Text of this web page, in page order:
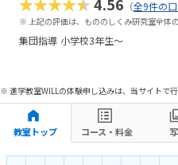
（全9件の
※ 上記の評価は、もののしくみ研究室全体
集団指導 小学校3年生〜
※ 進学教室WILLの体験申し込みは、当サイトで行
教室トップ コース・料金